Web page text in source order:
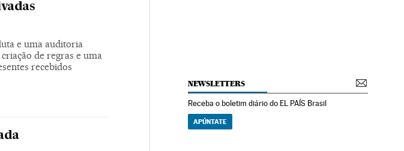
e uma auditoria
de regras e uma
recebidos
NEWSLETTERS
Receba o boletim diário do EL PAÍS Brasil
APÚNTATE